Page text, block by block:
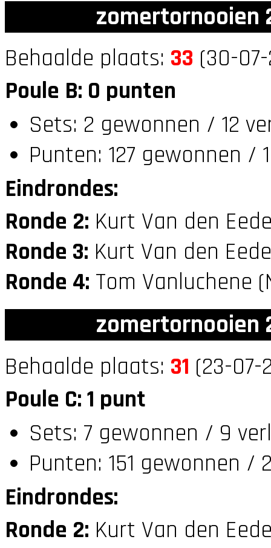
zomertornooien
Behaalde plaats: 33 (30-
Poule B: 0 punten
Sets: 2 gewonnen / 12
Punten: 127 gewonnen /
Eindrondes:
Ronde 2: Kurt Van den
Ronde 3: Kurt Van den
Ronde 4: Tom Vanluchene
zomertornooien
Behaalde plaats: 31 (23-07-
Poule C: 1 punt
Sets: 7 gewonnen / 9
Punten: 151 gewonnen /
Eindrondes:
Ronde 2: Kurt Van den